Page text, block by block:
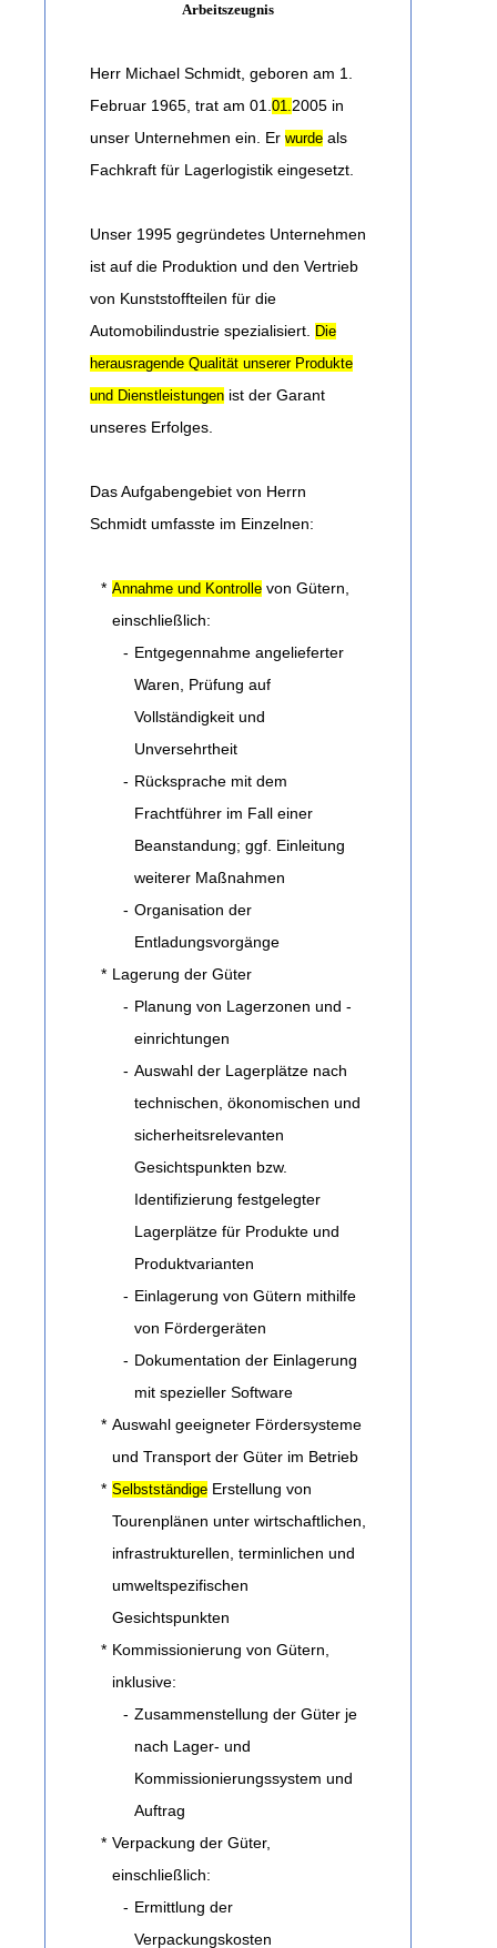
Arbeitszeugnis
Herr Michael Schmidt, geboren am 1.
Februar 1965, trat am 01. 01.2005 in
unser Unternehmen ein. Er wurde als
Fachkraft für Lagerlogistik eingesetzt.
Unser 1995 gegründetes Unternehmen
ist auf die Produktion und den Vertrieb
von Kunststoffteilen für die
Automobilindustrie spezialisiert.
Die
herausragende Qualität unserer Produkte
und Dienstleistungen ist der Garant
unseres Erfolges.
Das Aufgabengebiet von Herrn
Schmidt umfasste im Einzelnen:
* Annahme und Kontrolle von Gütern,
einschließlich:
- Entgegennahme angelieferter
Waren, Prüfung auf
Vollständigkeit und
Unversehrtheit
- Rücksprache mit dem
Frachtführer im Fall einer
Beanstandung; ggf. Einleitung
weiterer Maßnahmen
- Organisation der
Entladungsvorgänge
* Lagerung der Güter
- Planung von Lagerzonen und -
einrichtungen
- Auswahl der Lagerplätze nach
technischen, ökonomischen und
sicherheitsrelevanten
Gesichtspunkten bzw.
Identifizierung festgelegter
Lagerplätze für Produkte und
Produktvarianten
- Einlagerung von Gütern mithilfe
von Fördergeräten
- Dokumentation der Einlagerung
mit spezieller Software
* Auswahl geeigneter Fördersysteme
und Transport der Güter im Betrieb
* Selbstständige Erstellung von
Tourenplänen unter wirtschaftlichen,
infrastrukturellen, terminlichen und
umweltspezifischen
Gesichtspunkten
* Kommissionierung von Gütern,
inklusive:
- Zusammenstellung der Güter je
nach Lager- und
Kommissionierungssystem und
Auftrag
* Verpackung der Güter,
einschließlich:
- Ermittlung der
Verpackungskosten